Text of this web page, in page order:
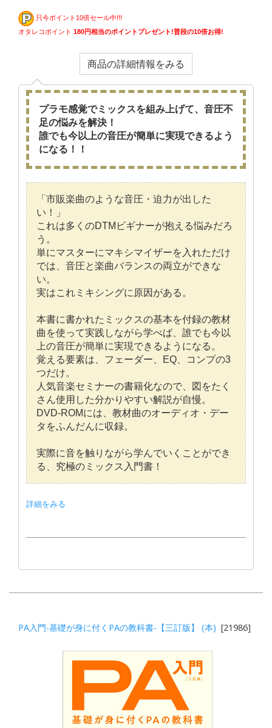
只今ポイント10倍セール中!!!
オタレコポイント 180円相当のポイントプレゼント!普段の10倍お得!
商品の詳細情報をみる
プラモ感覚でミックスを組み上げて、音圧不
足の悩みを解決！
誰でも今以上の音圧が簡単に実現できるよう
になる！！
「市販楽曲のような音圧・迫力が出した
い！」
これは多くのDTMビギナーが抱える悩みだろ
う。
単にマスターにマキシマイザーを入れただけ
では、音圧と楽曲バランスの両立ができな
い。
実はこれミキシングに原因がある。
本書に書かれたミックスの基本を付録の教材
曲を使って実践しながら学べば、誰でも今以
上の音圧が簡単に実現できるようになる。
覚える要素は、フェーダー、EQ、コンプの3
つだけ。
人気音楽セミナーの書籍化なので、図をたく
さん使用した分かりやすい解説が自慢。
DVD-ROMには、教材曲のオーディオ・デー
タをふんだんに収録。
実際に音を触りながら学んでいくことができ
る、究極のミックス入門書！
詳細をみる
PA入門-基礎が身に付くPAの教科書-【三訂版】 (本) [21986]